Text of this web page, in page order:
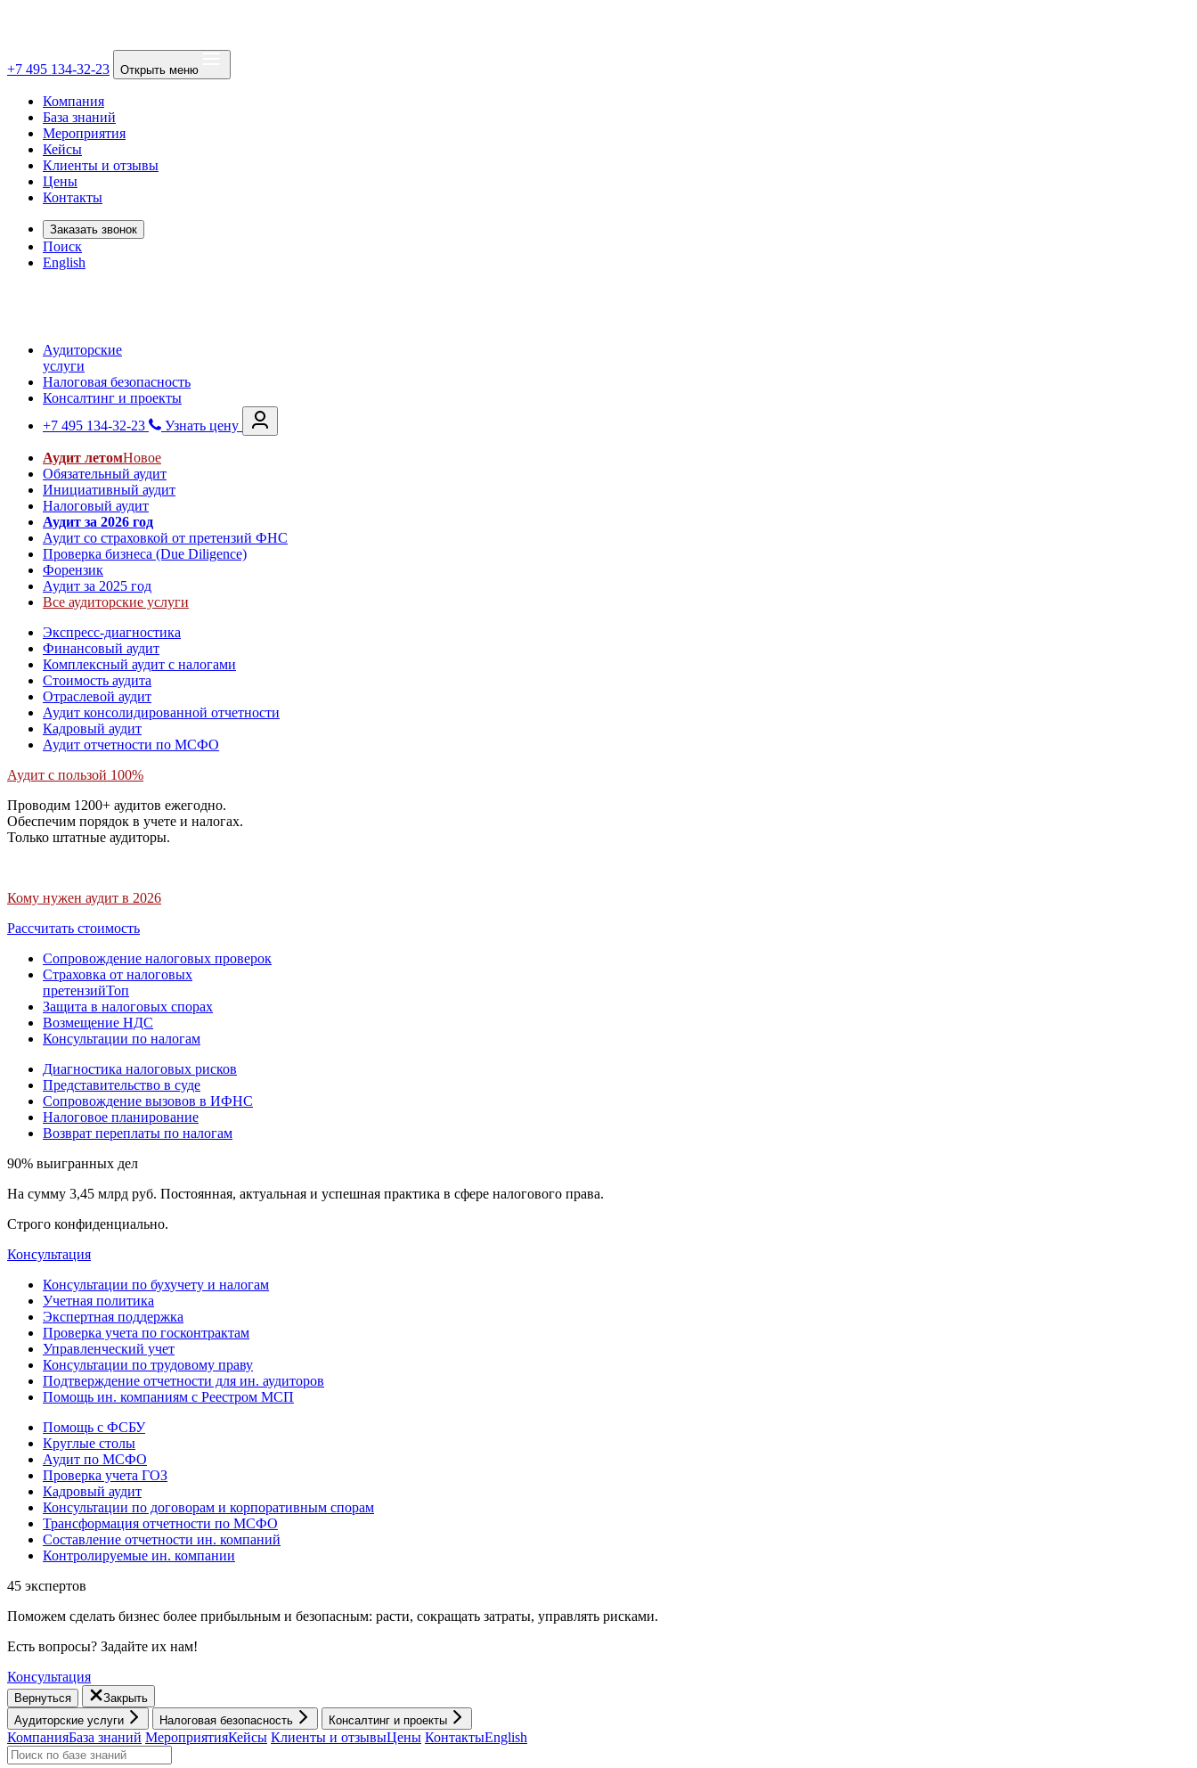
+7 495 134-32-23 Открыть меню
Компания
База знаний
Мероприятия
Кейсы
Клиенты и отзывы
Цены
Контакты
Заказать звонок
Поиск
English
Аудиторские
услуги
Налоговая безопасность
Консалтинг и проекты
+7 495 134-32-23
Узнать цену
Аудит летомНовое
Обязательный аудит
Инициативный аудит
Налоговый аудит
Аудит за 2026 год
Аудит со страховкой от претензий ФНС
Проверка бизнеса (Due Diligence)
Форензик
Аудит за 2025 год
Все аудиторские услуги
Экспресс-диагностика
Финансовый аудит
Комплексный аудит с налогами
Стоимость аудита
Отраслевой аудит
Аудит консолидированной отчетности
Кадровый аудит
Аудит отчетности по МСФО
Аудит с пользой 100%
Проводим 1200+ аудитов ежегодно.
Обеспечим порядок в учете и налогах.
Только штатные аудиторы.
Кому нужен аудит в 2026
Рассчитать стоимость
Сопровождение налоговых проверок
Страховка от налоговых
претензийТоп
Защита в налоговых спорах
Возмещение НДС
Консультации по налогам
Диагностика налоговых рисков
Представительство в суде
Сопровождение вызовов в ИФНС
Налоговое планирование
Возврат переплаты по налогам
90% выигранных дел
На сумму 3,45 млрд руб. Постоянная, актуальная и успешная практика в сфере налогового права.
Строго конфиденциально.
Консультация
Консультации по бухучету и налогам
Учетная политика
Экспертная поддержка
Проверка учета по госконтрактам
Управленческий учет
Консультации по трудовому праву
Подтверждение отчетности для ин. аудиторов
Помощь ин. компаниям с Реестром МСП
Помощь с ФСБУ
Круглые столы
Аудит по МСФО
Проверка учета ГОЗ
Кадровый аудит
Консультации по договорам и корпоративным спорам
Трансформация отчетности по МСФО
Составление отчетности ин. компаний
Контролируемые ин. компании
45 экспертов
Поможем сделать бизнес более прибыльным и безопасным: расти, cокращать затраты, управлять рисками.
Есть вопросы? Задайте их нам!
Консультация
Вернуться
Закрыть
Аудиторские услуги
Налоговая безопасность Консалтинг и проекты
КомпанияБаза знаний МероприятияКейсы Клиенты и отзывыЦены КонтактыEnglish